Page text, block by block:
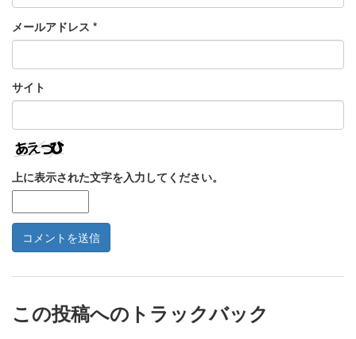
メールアドレス *
サイト
上に表示された文字を入力してください。
この投稿へのトラックバック